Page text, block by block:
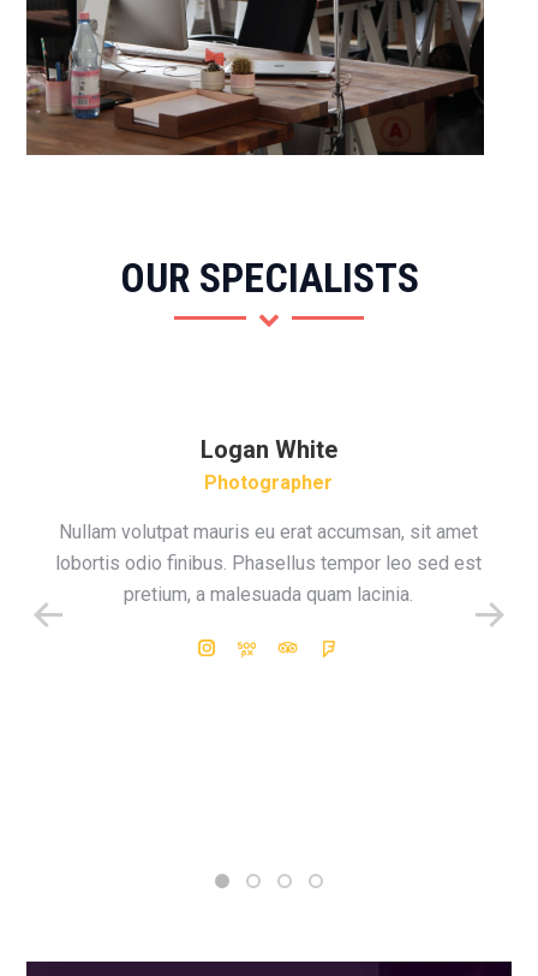
OUR SPECIALISTS
Logan White
Photographer
Nullam volutpat mauris eu erat accumsan, sit amet
lobortis odio finibus. Phasellus tempor leo sed est
pretium, a malesuada quam lacinia.